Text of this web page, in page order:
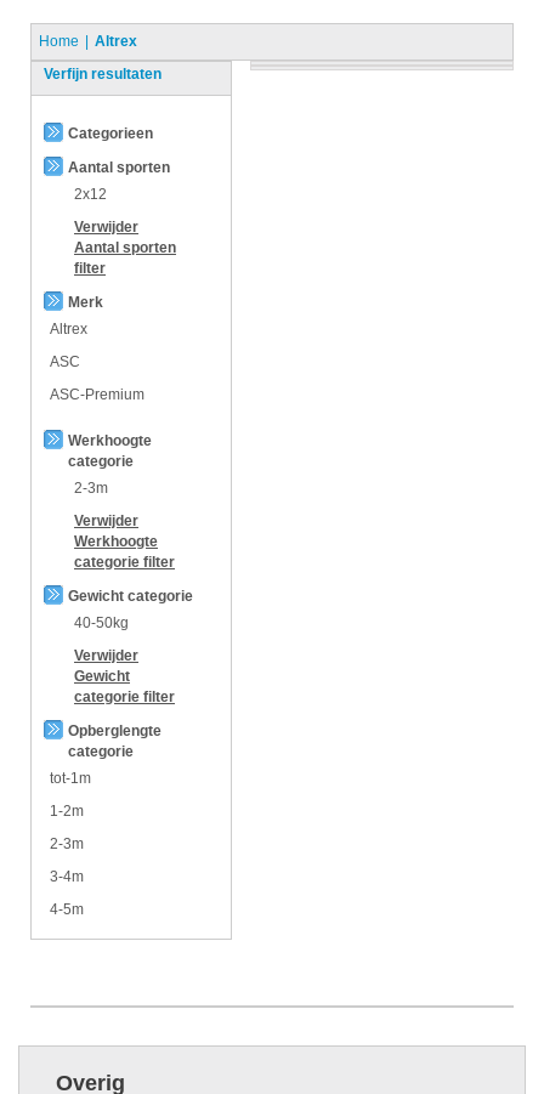
Home
Altrex
Verfijn resultaten
Categorieen
Aantal sporten
2x12
Verwijder
Aantal sporten
filter
Merk
Altrex
ASC
ASC-Premium
Werkhoogte
categorie
2-3m
Verwijder
Werkhoogte
categorie filter
Gewicht categorie
40-50kg
Verwijder
Gewicht
categorie filter
Opberglengte
categorie
tot-1m
1-2m
2-3m
3-4m
4-5m
Overig